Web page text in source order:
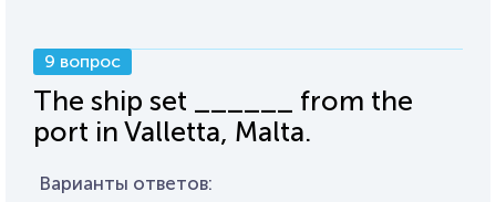
9 вопрос
The ship set ______ from the
port in Valletta, Malta.
Варианты ответов: